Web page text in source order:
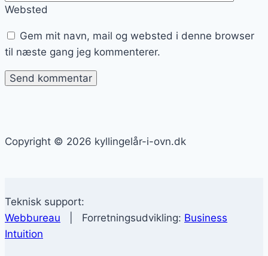
Websted
Gem mit navn, mail og websted i denne browser
til næste gang jeg kommenterer.
Copyright © 2026 kyllingelår-i-ovn.dk
Teknisk support:
Webbureau | Forretningsudvikling: Business
Intuition